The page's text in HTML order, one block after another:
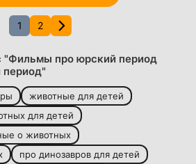
1 2
"Фильмы про юрский период
животные для детей
для детей
о животных
про динозавров для детей